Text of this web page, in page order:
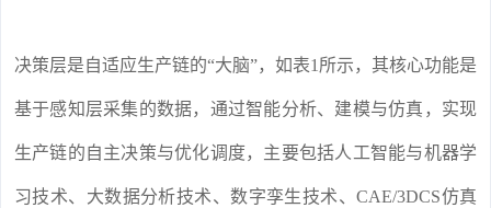
决策层是自适应生产链的“大脑”，如表1所示，其核心功能是
基于感知层采集的数据，通过智能分析、建模与仿真，实现
生产链的自主决策与优化调度，主要包括人工智能与机器学
习技术、大数据分析技术、数字孪生技术、CAE/3DCS仿真